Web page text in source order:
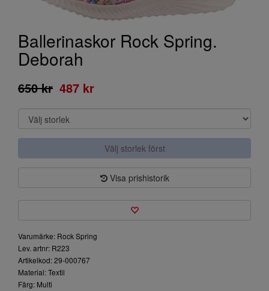
Ballerinaskor Rock Spring.
Deborah
650 kr 487 kr
Välj storlek först
Visa prishistorik
Varumärke: Rock Spring
Lev. artnr: R223
Artikelkod: 29-000767
Material: Textil
Färg: Multi